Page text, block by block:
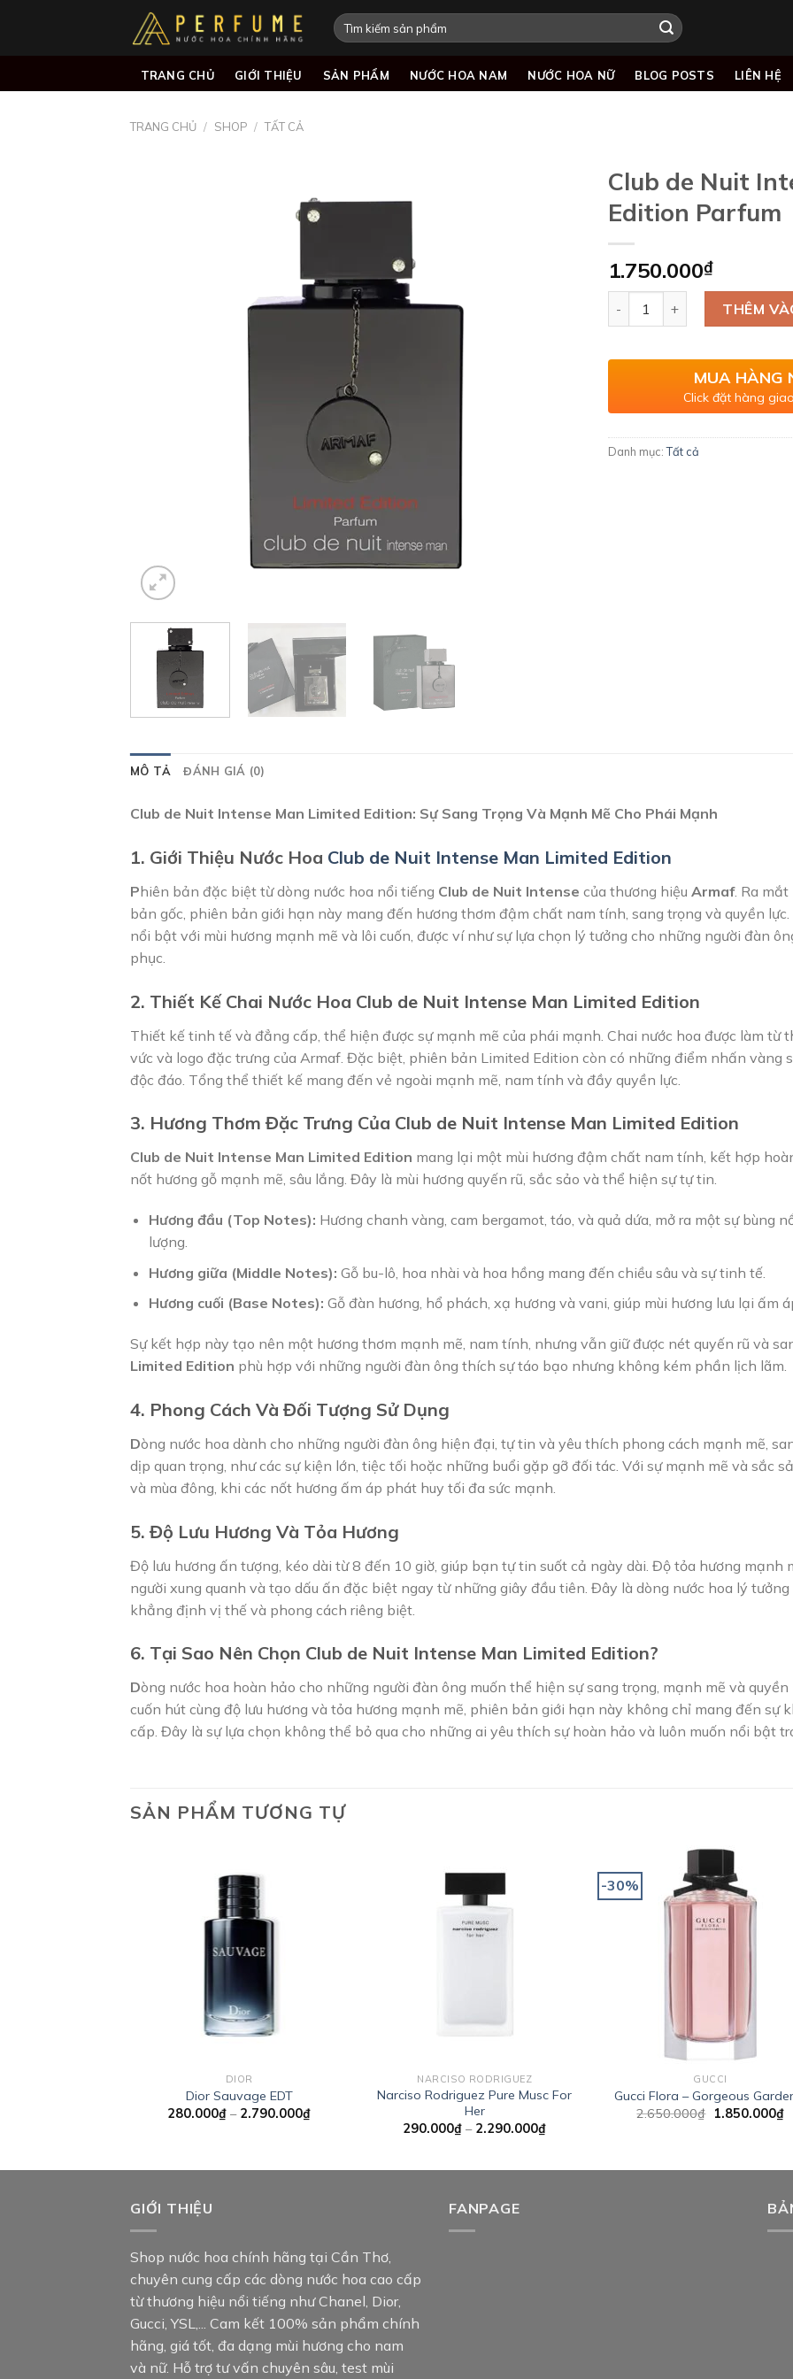
Tìm
kiếm:
TRANG CHỦ GIỚI THIỆU SẢN PHẨM NƯỚC HOA NAM NƯỚC HOA NỮ BLOG POSTS LIÊN HỆ
TRANG CHỦ / SHOP / TẤT CẢ
Club de Nuit
Edition Parfum
1.750.000₫
Club de Nuit Intense Man
THÊM
MUA HÀNG
Click đặt hàng
Danh mục:Tất cả
MÔ TẢ ĐÁNH GIÁ (0)
Club de Nuit Intense Man Limited Edition: Sự Sang Trọng Và Mạnh Mẽ Cho Phái Mạnh
1. Giới Thiệu Nước Hoa Club de Nuit Intense Man Limited Edition
Phiên bản đặc biệt từ dòng nước hoa nổi tiếng Club de Nuit Intense của thương hiệu Armaf. Ra
bản gốc, phiên bản giới hạn này mang đến hương thơm đậm chất nam tính, sang trọng và quyền
nổi bật với mùi hương mạnh mẽ và lôi cuốn, được ví như sự lựa chọn lý tưởng cho những người đàn
phục.
2. Thiết Kế Chai Nước Hoa Club de Nuit Intense Man Limited Edition
Thiết kế tinh tế và đẳng cấp, thể hiện được sự mạnh mẽ của phái mạnh. Chai nước hoa được làm từ
vức và logo đặc trưng của Armaf. Đặc biệt, phiên bản Limited Edition còn có những điểm nhấn vàng
độc đáo. Tổng thể thiết kế mang đến vẻ ngoài mạnh mẽ, nam tính và đầy quyền lực.
3. Hương Thơm Đặc Trưng Của Club de Nuit Intense Man Limited Edition
Club de Nuit Intense Man Limited Edition mang lại một mùi hương đậm chất nam tính, kết hợp
nốt hương gỗ mạnh mẽ, sâu lắng. Đây là mùi hương quyến rũ, sắc sảo và thể hiện sự tự tin.
Hương đầu (Top Notes): Hương chanh vàng, cam bergamot, táo, và quả dứa, mở ra một sự bùng
lượng.
Hương giữa (Middle Notes): Gỗ bu-lô, hoa nhài và hoa hồng mang đến chiều sâu và sự tinh tế.
Hương cuối (Base Notes): Gỗ đàn hương, hổ phách, xạ hương và vani, giúp mùi hương lưu lại ấm
Sự kết hợp này tạo nên một hương thơm mạnh mẽ, nam tính, nhưng vẫn giữ được nét quyến rũ và
Limited Edition phù hợp với những người đàn ông thích sự táo bạo nhưng không kém phần lịch lãm.
4. Phong Cách Và Đối Tượng Sử Dụng
Dòng nước hoa dành cho những người đàn ông hiện đại, tự tin và yêu thích phong cách mạnh mẽ,
dịp quan trọng, như các sự kiện lớn, tiệc tối hoặc những buổi gặp gỡ đối tác. Với sự mạnh mẽ và sắc
và mùa đông, khi các nốt hương ấm áp phát huy tối đa sức mạnh.
5. Độ Lưu Hương Và Tỏa Hương
Độ lưu hương ấn tượng, kéo dài từ 8 đến 10 giờ, giúp bạn tự tin suốt cả ngày dài. Độ tỏa hương mạnh
người xung quanh và tạo dấu ấn đặc biệt ngay từ những giây đầu tiên. Đây là dòng nước hoa lý
khẳng định vị thế và phong cách riêng biệt.
6. Tại Sao Nên Chọn Club de Nuit Intense Man Limited Edition?
Dòng nước hoa hoàn hảo cho những người đàn ông muốn thể hiện sự sang trọng, mạnh mẽ và
cuốn hút cùng độ lưu hương và tỏa hương mạnh mẽ, phiên bản giới hạn này không chỉ mang đến sự
cấp. Đây là sự lựa chọn không thể bỏ qua cho những ai yêu thích sự hoàn hảo và luôn muốn nổi bật
SẢN PHẨM TƯƠNG TỰ
DIOR
Dior Sauvage EDT
280.000₫ – 2.790.000₫Khoảng
2.790.000₫
NARCISO RODRIGUEZ
Narciso Rodriguez Pure Musc For
Her
290.000₫ – 2.290.000₫Khoảng
-30%
GUCCI
Gucci Flora – Gorgeous
2.650.000₫ Giá
1.850.000₫
GIỚI THIỆU
Shop nước hoa chính hãng tại Cần Thơ,
chuyên cung cấp các dòng nước hoa cao cấp
từ thương hiệu nổi tiếng như Chanel, Dior,
Gucci, YSL,... Cam kết 100% sản phẩm chính
hãng, giá tốt, đa dạng mùi hương cho nam
và nữ. Hỗ trợ tư vấn chuyên sâu, test mùi
FANPAGE